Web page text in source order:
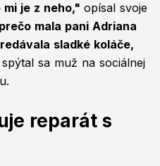
je z neho," opísal svoje
mala pani Adriana
sladké koláče,
spýtal sa muž na sociálnej
reparát s